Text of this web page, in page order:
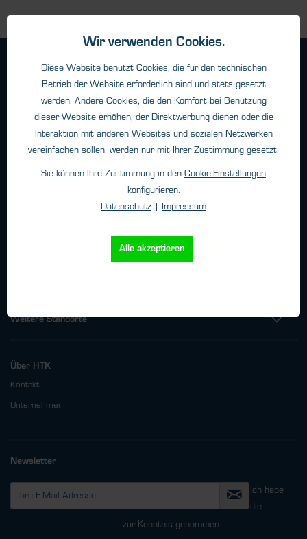
Geschäftsbedingungen
Haftungsangaben
Datenschutz
Kontakt
Telefon: +49 (0)40 - 600 38 38 - 0
Weitere Standorte
Über HTK
Kontakt
Unternehmen
Newsletter
Ich habe
die
zur Kenntnis genommen.
Wir verwenden Cookies.
Diese Website benutzt Cookies, die für den technischen
Betrieb der Website erforderlich sind und stets gesetzt
werden. Andere Cookies, die den Komfort bei Benutzung
dieser Website erhöhen, der Direktwerbung dienen oder die
Interaktion mit anderen Websites und sozialen Netzwerken
vereinfachen sollen, werden nur mit Ihrer Zustimmung gesetzt.
Sie können Ihre Zustimmung in den Cookie-Einstellungen
konfigurieren.
Datenschutz
Impressum
Alle akzeptieren